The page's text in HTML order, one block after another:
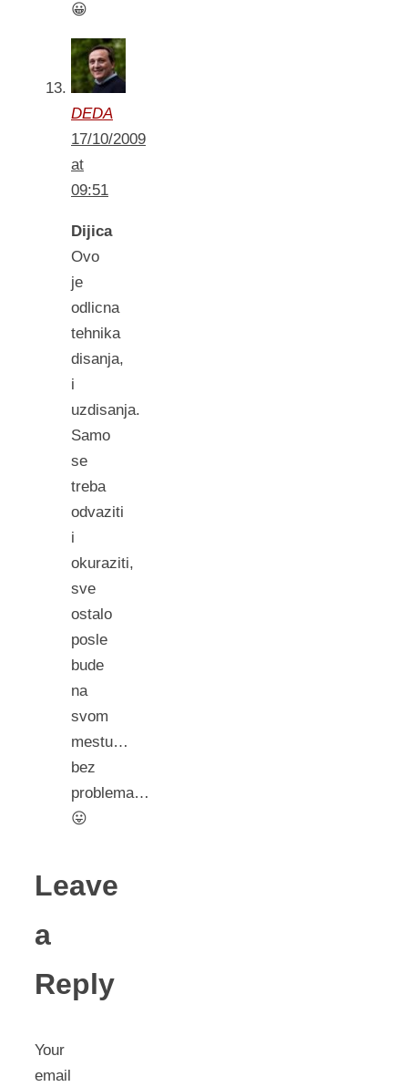
😀
DEDA
17/10/2009
at
09:51
Dijica
Ovo
je
odlicna
tehnika
disanja,
i
uzdisanja.
Samo
se
treba
odvaziti
i
okuraziti,
sve
ostalo
posle
bude
na
svom
mestu…
bez
problema…
😛
Leave
a
Reply
Your
email